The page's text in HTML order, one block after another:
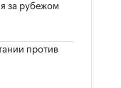
за рубежом
против